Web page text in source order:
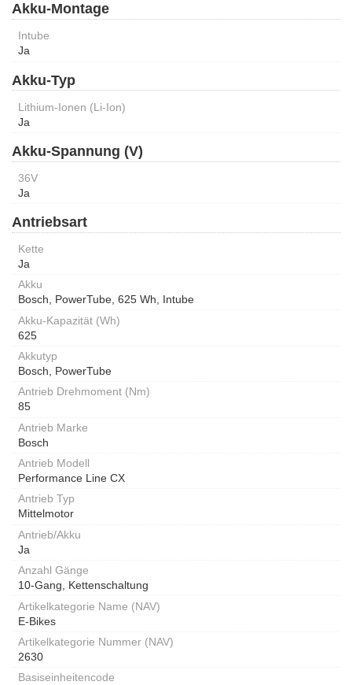
Akku-Montage
Intube
Ja
Akku-Typ
Lithium-Ionen (Li-Ion)
Ja
Akku-Spannung (V)
36V
Ja
Antriebsart
Kette
Ja
Akku
Bosch, PowerTube, 625 Wh, Intube
Akku-Kapazität (Wh)
625
Akkutyp
Bosch, PowerTube
Antrieb Drehmoment (Nm)
85
Antrieb Marke
Bosch
Antrieb Modell
Performance Line CX
Antrieb Typ
Mittelmotor
Antrieb/Akku
Ja
Anzahl Gänge
10-Gang, Kettenschaltung
Artikelkategorie Name (NAV)
E-Bikes
Artikelkategorie Nummer (NAV)
2630
Basiseinheitencode